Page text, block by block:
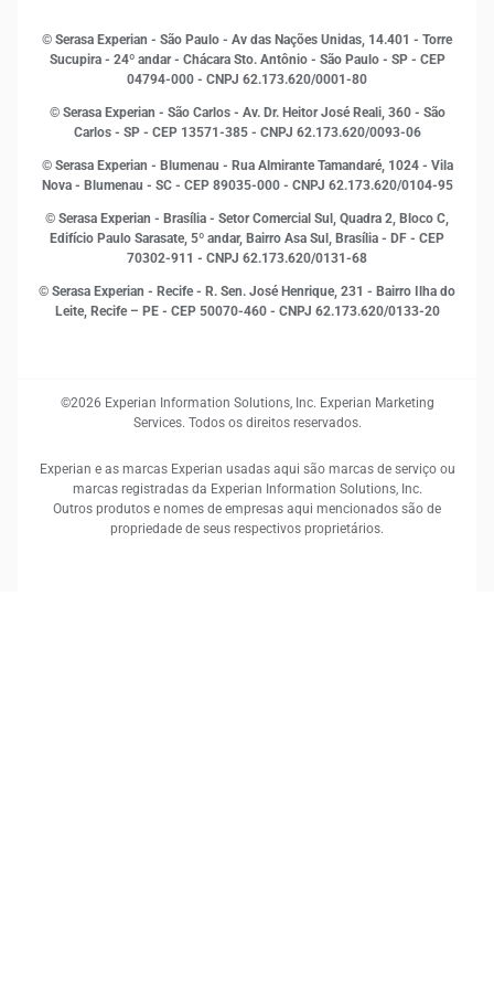
Inovação e Tecnologia
Leis e impostos
Marketing
Open Finance
Proteção de Dados
Sustentabilidade Corporativa
© Serasa Experian - São Paulo - Av das Nações Unidas, 14.401 - Torre
Sucupira - 24º andar - Chácara Sto. Antônio - São Paulo - SP - CEP
04794-000 - CNPJ 62.173.620/0001-80
© Serasa Experian - São Carlos - Av. Dr. Heitor José Reali, 360 - São
Carlos - SP - CEP 13571-385 - CNPJ 62.173.620/0093-06
© Serasa Experian - Blumenau - Rua Almirante Tamandaré, 1024 - Vila
Nova - Blumenau - SC - CEP 89035-000 - CNPJ 62.173.620/0104-95
© Serasa Experian - Brasília - Setor Comercial Sul, Quadra 2, Bloco C,
Edifício Paulo Sarasate, 5º andar, Bairro Asa Sul, Brasília - DF - CEP
70302-911 - CNPJ 62.173.620/0131-68
© Serasa Experian - Recife - R. Sen. José Henrique, 231 - Bairro Ilha do
Leite, Recife – PE - CEP 50070-460 - CNPJ 62.173.620/0133-20
©2026 Experian Information Solutions, Inc. Experian Marketing
Services. Todos os direitos reservados.
Experian e as marcas Experian usadas aqui são marcas de serviço ou
marcas registradas da Experian Information Solutions, Inc.
Outros produtos e nomes de empresas aqui mencionados são de
propriedade de seus respectivos proprietários.